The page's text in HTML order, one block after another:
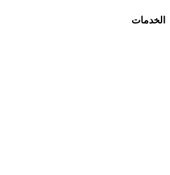
الخدمات